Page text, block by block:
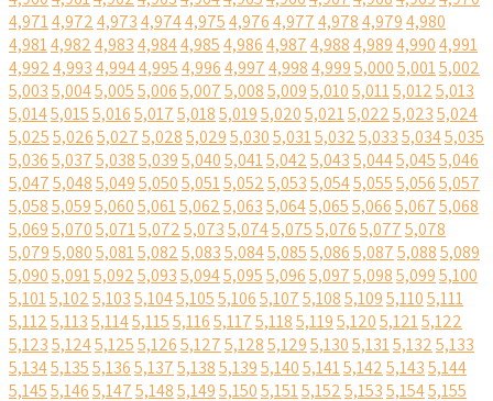
4,9714,9724,9734,9744,9754,9764,9774,9784,9794,980
4,9814,9824,9834,9844,9854,9864,9874,9884,9894,9904,991
4,9924,9934,9944,9954,9964,9974,9984,9995,0005,0015,002
5,0035,0045,0055,0065,0075,0085,0095,0105,0115,0125,013
5,0145,0155,0165,0175,0185,0195,0205,0215,0225,0235,024
5,0255,0265,0275,0285,0295,0305,0315,0325,0335,0345,035
5,0365,0375,0385,0395,0405,0415,0425,0435,0445,0455,046
5,0475,0485,0495,0505,0515,0525,0535,0545,0555,0565,057
5,0585,0595,0605,0615,0625,0635,0645,0655,0665,0675,068
5,0695,0705,0715,0725,0735,0745,0755,0765,0775,078
5,0795,0805,0815,0825,0835,0845,0855,0865,0875,0885,089
5,0905,0915,0925,0935,0945,0955,0965,0975,0985,0995,100
5,1015,1025,1035,1045,1055,1065,1075,1085,1095,1105,111
5,1125,1135,1145,1155,1165,1175,1185,1195,1205,1215,122
5,1235,1245,1255,1265,1275,1285,1295,1305,1315,1325,133
5,1345,1355,1365,1375,1385,1395,1405,1415,1425,1435,144
5,1455,1465,1475,1485,1495,1505,1515,1525,1535,1545,155